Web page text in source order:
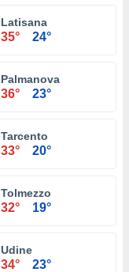
Latisana
35° 24°
Palmanova
36° 23°
Tarcento
33° 20°
Tolmezzo
32° 19°
Udine
34° 23°